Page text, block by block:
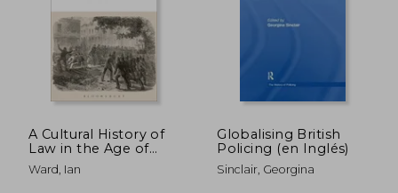
A Cultural History of
Law in the Age of
Reform (en Inglés)
Ward, Ian
Globalising British
Policing (en Inglés)
Sinclair, Georgina